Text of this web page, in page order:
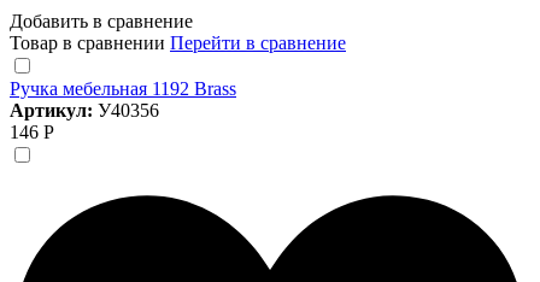
Добавить в сравнение
Товар в сравнении Перейти в сравнение
Ручка мебельная 1192 Brass
Артикул: У40356
146 Р